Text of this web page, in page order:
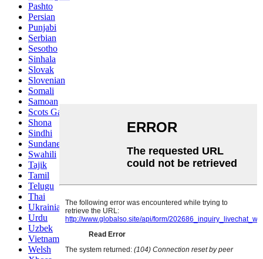
Pashto
Persian
Punjabi
Serbian
Sesotho
Sinhala
Slovak
Slovenian
Somali
Samoan
Scots Gaelic
Shona
Sindhi
Sundanese
Swahili
Tajik
Tamil
Telugu
Thai
Ukrainian
Urdu
Uzbek
Vietnamese
Welsh